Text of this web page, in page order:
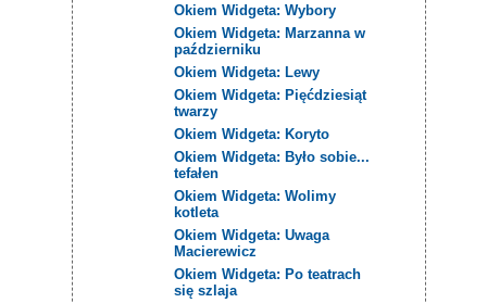
Okiem Widgeta: Wybory
Okiem Widgeta: Marzanna w
październiku
Okiem Widgeta: Lewy
Okiem Widgeta: Pięćdziesiąt
twarzy
Okiem Widgeta: Koryto
Okiem Widgeta: Było sobie...
tefałen
Okiem Widgeta: Wolimy
kotleta
Okiem Widgeta: Uwaga
Macierewicz
Okiem Widgeta: Po teatrach
się szlaja